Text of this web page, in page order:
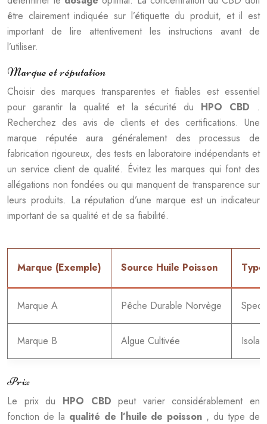
être clairement indiquée sur l’étiquette du produit, et il est
important de lire attentivement les instructions avant de
l’utiliser.
Marque et réputation
Choisir des marques transparentes et fiables est essentiel
pour garantir la qualité et la sécurité du HPO CBD .
Recherchez des avis de clients et des certifications. Une
marque réputée aura généralement des processus de
fabrication rigoureux, des tests en laboratoire indépendants et
un service client de qualité. Évitez les marques qui font des
allégations non fondées ou qui manquent de transparence sur
leurs produits. La réputation d’une marque est un indicateur
important de sa qualité et de sa fiabilité.
Marque (Exemple) Source Huile Poisson Type
Marque A Pêche Durable Norvège
Marque B Algue Cultivée Isolat
Prix
Le prix du HPO CBDpeut varier considérablement en
fonction de la qualité de l’huile de poisson , du type de